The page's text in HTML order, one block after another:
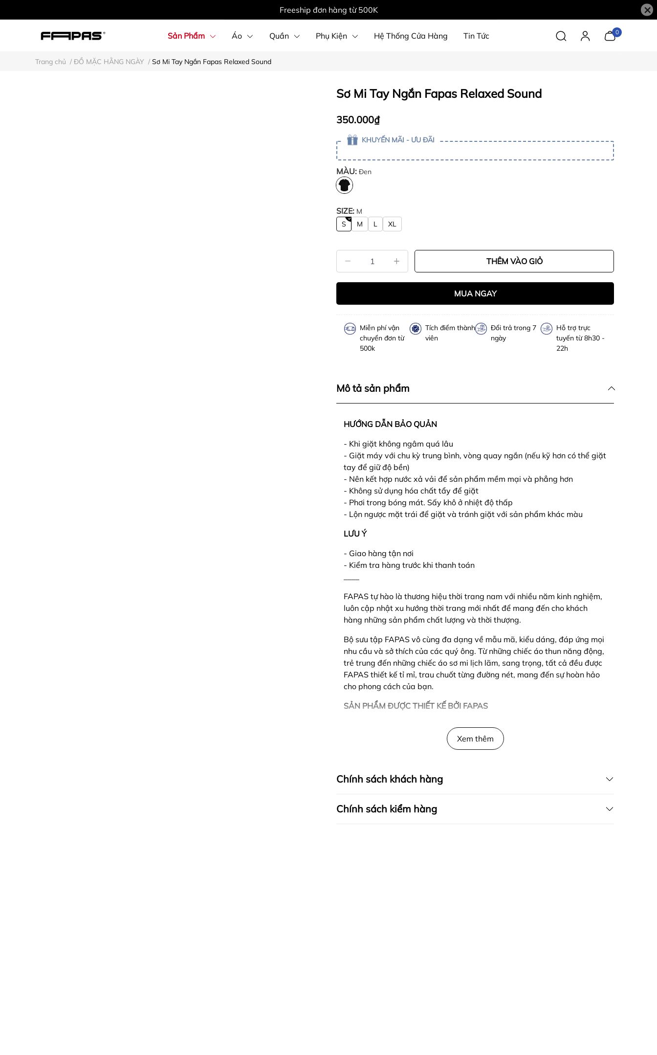
Freeship đơn hàng từ 500K ×
Sản Phẩm Áo Quần Phụ Kiện Hệ Thống Cửa Hàng Tin Tức 0
Trang chủ / ĐỒ MẶC HẰNG NGÀY / Sơ Mi Tay Ngắn Fapas Relaxed Sound
Sơ Mi Tay Ngắn Fapas Relaxed Sound
350.000₫
KHUYẾN MÃI - ƯU ĐÃI
MÀU: Đen
SIZE: M
S
M L XL
THÊM VÀO GIỎ
MUA NGAY
Miễn phí vận
chuyển đơn từ
500k
Tích điểm thành
viên
Đổi trả trong 7
ngày
Hỗ trợ trực
tuyến từ 8h30 -
22h
Mô tả sản phẩm
HƯỚNG DẪN BẢO QUẢN
- Khi giặt không ngâm quá lâu
- Giặt máy với chu kỳ trung bình, vòng quay ngắn (nếu kỹ hơn có thể giặt
tay để giữ độ bền)
- Nên kết hợp nước xả vải để sản phẩm mềm mại và phẳng hơn
- Không sử dụng hóa chất tẩy để giặt
- Phơi trong bóng mát. Sấy khô ở nhiệt độ thấp
- Lộn ngược mặt trái để giặt và tránh giặt với sản phẩm khác màu
LƯU Ý
- Giao hàng tận nơi
- Kiểm tra hàng trước khi thanh toán
FAPAS tự hào là thương hiệu thời trang nam với nhiều năm kinh nghiệm,
luôn cập nhật xu hướng thời trang mới nhất để mang đến cho khách
hàng những sản phẩm chất lượng và thời thượng.
Bộ sưu tập FAPAS vô cùng đa dạng về mẫu mã, kiểu dáng, đáp ứng mọi
nhu cầu và sở thích của các quý ông. Từ những chiếc áo thun năng động,
trẻ trung đến những chiếc áo sơ mi lịch lãm, sang trọng, tất cả đều được
FAPAS thiết kế tỉ mỉ, trau chuốt từng đường nét, mang đến sự hoàn hảo
cho phong cách của bạn.
SẢN PHẨM ĐƯỢC THIẾT KẾ BỞI FAPAS
Xem thêm
Chính sách khách hàng
Chính sách kiểm hàng